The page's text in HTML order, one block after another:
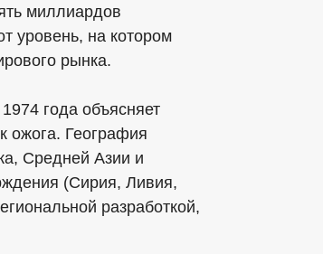
миллиардов
уровень, на котором
рынка.
года объясняет
ожога. География
Средней Азии и
(Сирия, Ливия,
разработкой,